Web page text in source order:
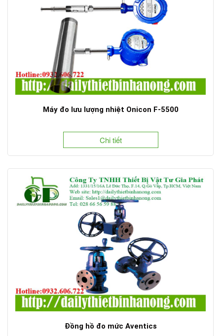
Máy đo lưu lượng nhiệt Onicon F-5500
Chi tiết
Đồng hồ đo mức Aventics